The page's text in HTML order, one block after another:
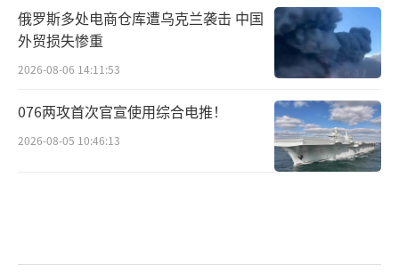
俄罗斯多处电商仓库遭乌克兰袭击 中国
外贸损失惨重
2026-08-06 14:11:53
076两攻首次官宣使用综合电推！
2026-08-05 10:46:13